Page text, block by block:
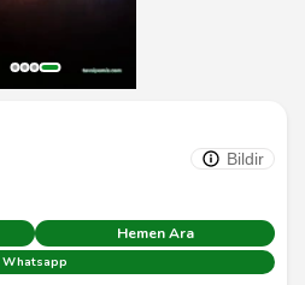
Bildir
Hemen Ara
Whatsapp